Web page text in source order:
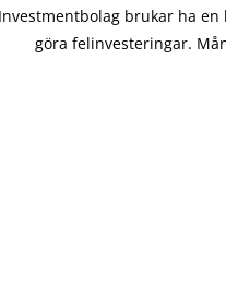
Investmentbolag brukar ha
göra felinvesteringar.